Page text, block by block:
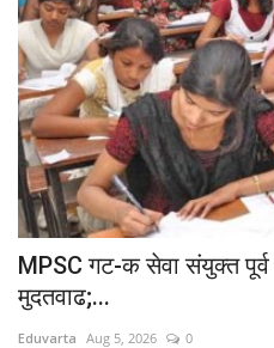
MPSC गट-क सेवा संयुक्त पूर्व
मुदतवाढ;...
Eduvarta Aug 5, 2026 0